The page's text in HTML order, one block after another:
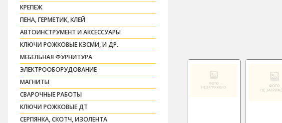
КРЕПЕЖ
ПЕНА, ГЕРМЕТИК, КЛЕЙ
АВТОИНСТРУМЕНТ И АКСЕССУАРЫ
КЛЮЧИ РОЖКОВЫЕ КЗСМИ, И ДР.
МЕБЕЛЬНАЯ ФУРНИТУРА
ЭЛЕКТРООБОРУДОВАНИЕ
МАГНИТЫ
СВАРОЧНЫЕ РАБОТЫ
КЛЮЧИ РОЖКОВЫЕ ДТ
СЕРПЯНКА, СКОТЧ, ИЗОЛЕНТА